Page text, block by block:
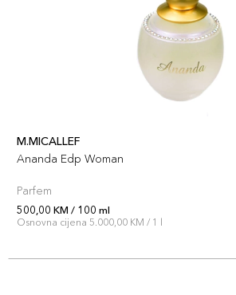
M.MICALLEF
Ananda Edp Woman
Parfem
500,00 KM / 100 ml
Osnovna cijena 5.000,00 KM / 1 l